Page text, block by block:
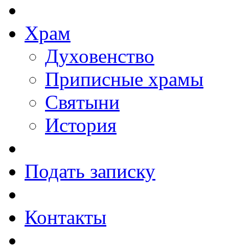
Храм
Духовенство
Приписные храмы
Святыни
История
Подать записку
Контакты